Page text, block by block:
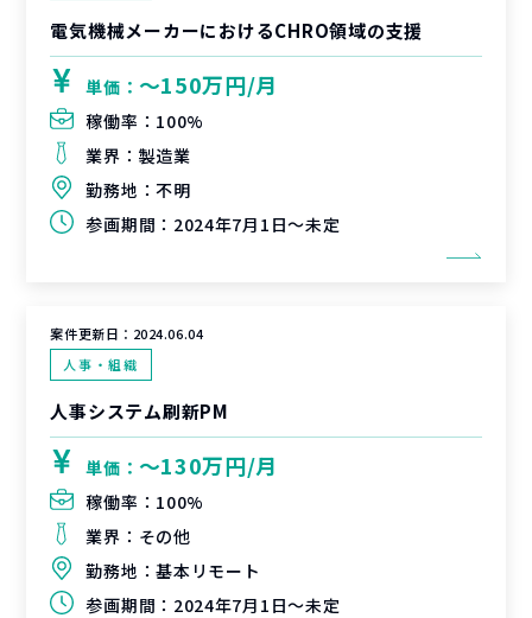
電気機械メーカーにおけるCHRO領域の支援
単価： 〜150万円/月
稼働率： 100%
業界： 製造業
勤務地：不明
参画期間： 2024年7月1日～未定
案件更新日： 2024.06.04
人事・組織
人事システム刷新PM
単価： 〜130万円/月
稼働率： 100%
業界： その他
勤務地：基本リモート
参画期間： 2024年7月1日～未定